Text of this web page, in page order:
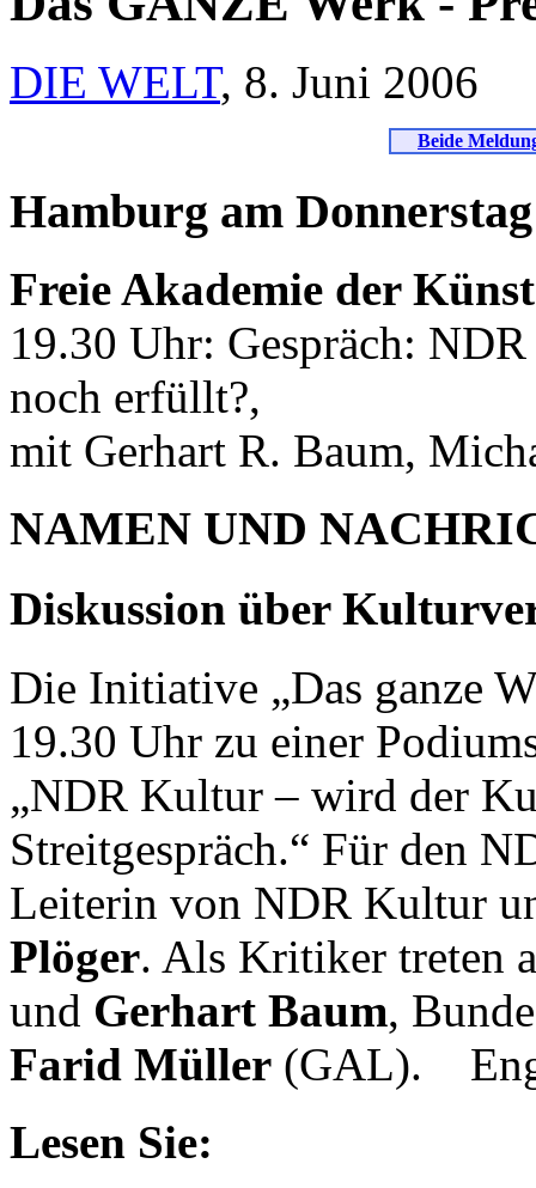
DIE WELT, 8. Juni 2006
Beide
Hamburg am Donnerstag
Freie Akademie der
19.30 Uhr: Gespräch:
noch erfüllt?,
mit Gerhart R. Baum,
NAMEN UND
Diskussion über
Die Initiative „Das ganze
19.30 Uhr zu einer
„NDR Kultur – wird der
Streitgespräch.“ Für den
Leiterin von NDR Kultur
Plöger. Als Kritiker treten
und Gerhart Baum,
Farid Müller (GAL).
Lesen Sie: